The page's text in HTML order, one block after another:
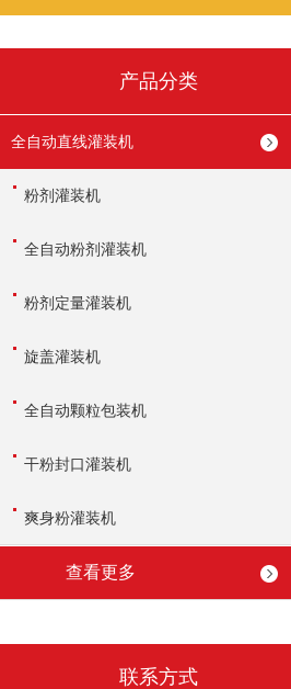
产品分类
全自动直线灌装机
粉剂灌装机
全自动粉剂灌装机
粉剂定量灌装机
旋盖灌装机
全自动颗粒包装机
干粉封口灌装机
爽身粉灌装机
查看更多
联系方式